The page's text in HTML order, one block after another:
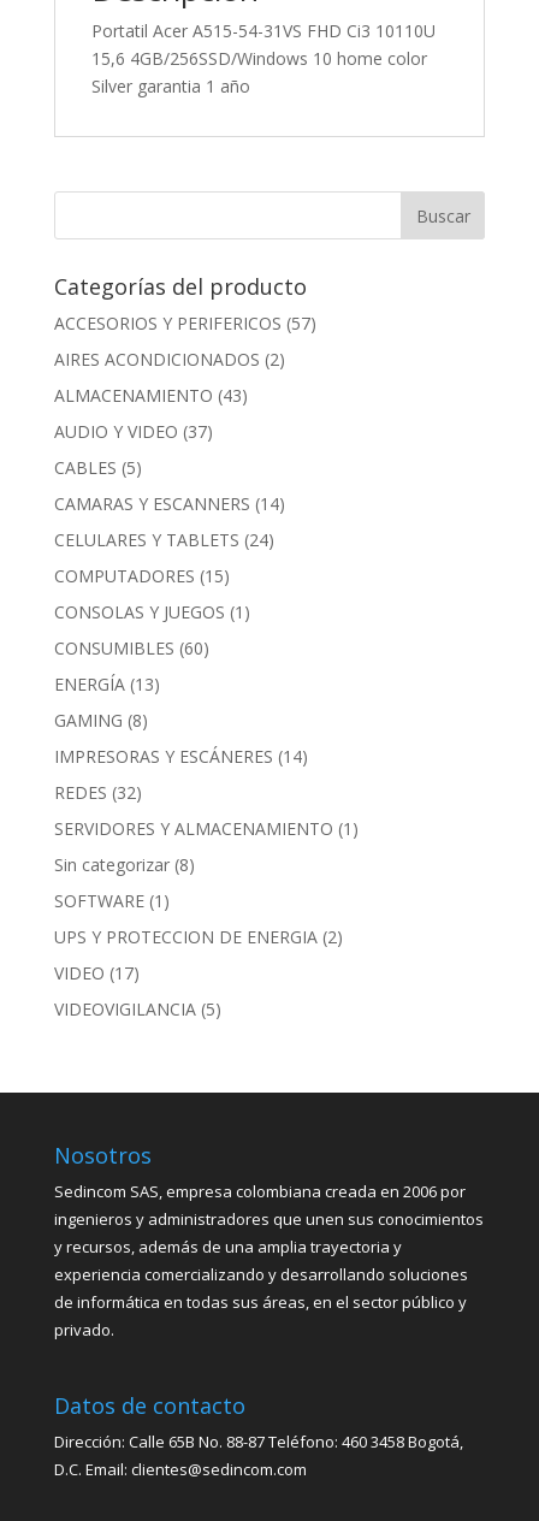
Portatil Acer A515-54-31VS FHD Ci3 10110U
15,6 4GB/256SSD/Windows 10 home color
Silver garantia 1 año
Categorías del producto
ACCESORIOS Y PERIFERICOS (57)
AIRES ACONDICIONADOS (2)
ALMACENAMIENTO (43)
AUDIO Y VIDEO (37)
CABLES (5)
CAMARAS Y ESCANNERS (14)
CELULARES Y TABLETS (24)
COMPUTADORES (15)
CONSOLAS Y JUEGOS (1)
CONSUMIBLES (60)
ENERGÍA (13)
GAMING (8)
IMPRESORAS Y ESCÁNERES (14)
REDES (32)
SERVIDORES Y ALMACENAMIENTO (1)
Sin categorizar (8)
SOFTWARE (1)
UPS Y PROTECCION DE ENERGIA (2)
VIDEO (17)
VIDEOVIGILANCIA (5)
Nosotros
Sedincom SAS, empresa colombiana creada en 2006 por
ingenieros y administradores que unen sus conocimientos
y recursos, además de una amplia trayectoria y
experiencia comercializando y desarrollando soluciones
de informática en todas sus áreas, en el sector público y
privado.
Datos de contacto
Dirección: Calle 65B No. 88-87 Teléfono: 460 3458 Bogotá,
D.C. Email: clientes@sedincom.com